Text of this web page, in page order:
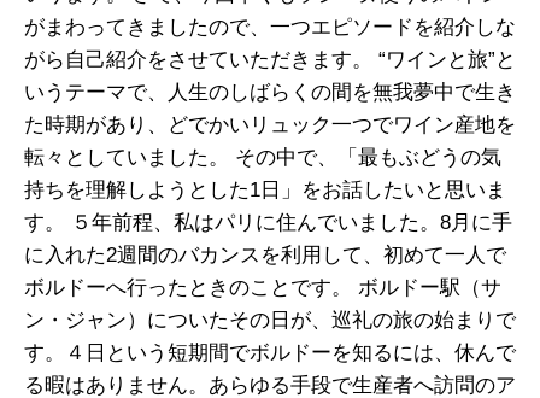
がまわってきましたので、一つエピソードを紹介しな
がら自己紹介をさせていただきます。 “ワインと旅”と
いうテーマで、人生のしばらくの間を無我夢中で生き
た時期があり、どでかいリュック一つでワイン産地を
転々としていました。 その中で、「最もぶどうの気
持ちを理解しようとした1日」をお話したいと思いま
す。 ５年前程、私はパリに住んでいました。8月に手
に入れた2週間のバカンスを利用して、初めて一人で
ボルドーへ行ったときのことです。 ボルドー駅（サ
ン・ジャン）についたその日が、巡礼の旅の始まりで
す。４日という短期間でボルドーを知るには、休んで
る暇はありません。あらゆる手段で生産者へ訪問のア